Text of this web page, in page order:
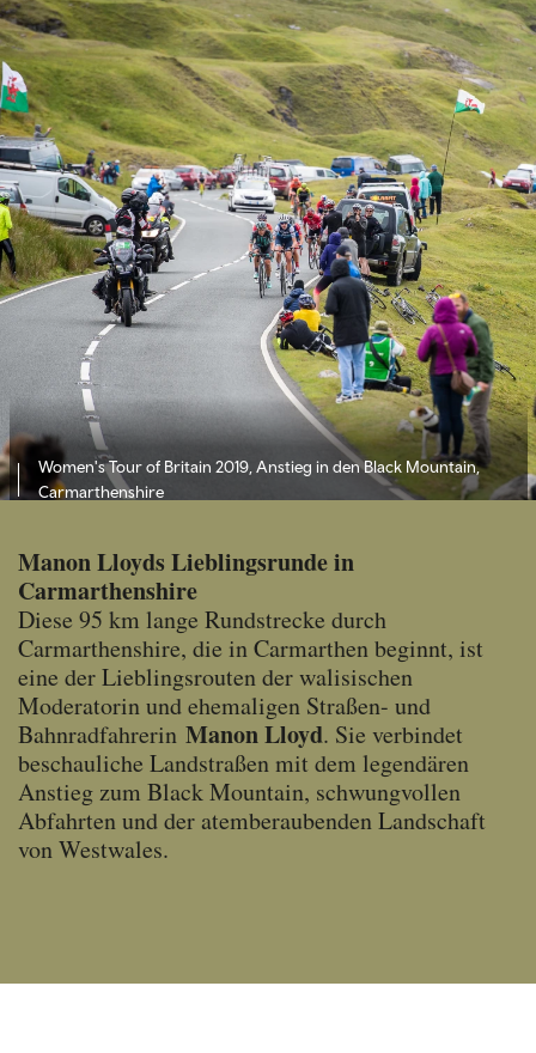
Women's Tour of Britain 2019, Anstieg in den Black Mountain,
Carmarthenshire
Manon Lloyds Lieblingsrunde in
Carmarthenshire
Diese 95 km lange Rundstrecke durch
Carmarthenshire, die in Carmarthen beginnt, ist
eine der Lieblingsrouten der walisischen
Moderatorin und ehemaligen Straßen- und
Bahnradfahrerin Manon Lloyd. Sie verbindet
beschauliche Landstraßen mit dem legendären
Anstieg zum Black Mountain, schwungvollen
Abfahrten und der atemberaubenden Landschaft
von Westwales.